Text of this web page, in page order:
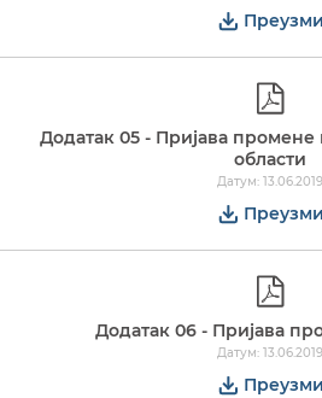
Преузми
Додатак 05 - Пријава
области
Датум: 13.06.2019
Преузми
Додатак 06 - Пријава
Датум: 13.06.2019
Преузми